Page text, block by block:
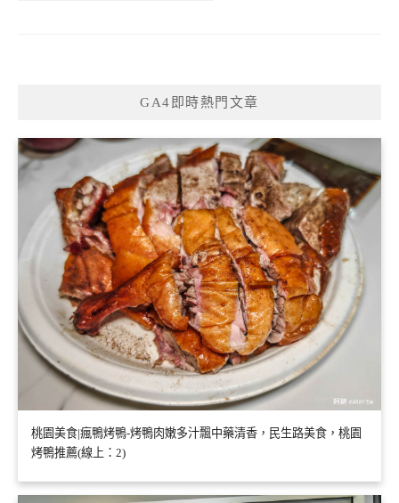
GA4即時熱門文章
桃園美食|瘋鴨烤鴨-烤鴨肉嫩多汁飄中藥清香，民生路美食，桃園
烤鴨推薦(線上：2)